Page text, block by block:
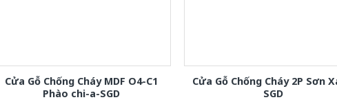
Cửa Gỗ Chống Cháy MDF O4-C1
Phào chi-a-SGD
Cửa Gỗ Chống Cháy 2P Sơn
SGD